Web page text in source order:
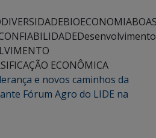
BIOECONOMIA
Desenvolvimento
ECONÔMICA
e novos caminhos da
Fórum Agro do LIDE na